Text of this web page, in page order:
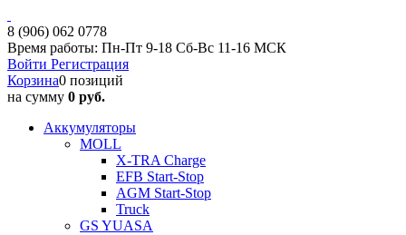
8 (906) 062 0778
Время работы: Пн-Пт 9-18 Сб-Вс 11-16 МСК
Войти Регистрация
Корзина0 позиций
на сумму 0 руб.
Аккумуляторы
MOLL
X-TRA Charge
EFB Start-Stop
AGM Start-Stop
Truck
GS YUASA